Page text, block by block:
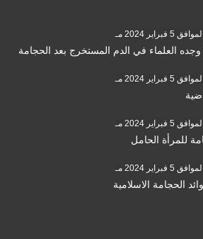
وجده العلماء في الدم المستخرج بعد الحجامة
للمرأة الحامل
الحجامة الاسلامية